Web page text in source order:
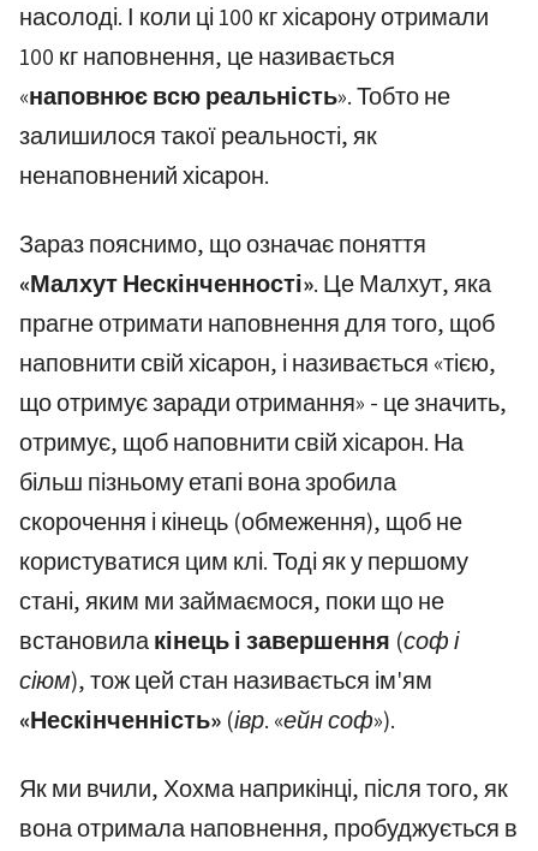
насолоді. І коли ці 100 кг хісарону отримали
100 кг наповнення, це називається
«наповнює всю реальність». Тобто не
залишилося такої реальності, як
ненаповнений хісарон.
Зараз пояснимо, що означає поняття
«Малхут Нескінченності». Це Малхут, яка
прагне отримати наповнення для того, щоб
наповнити свій хісарон, і називається «тією,
що отримує заради отримання» - це значить,
отримує, щоб наповнити свій хісарон. На
більш пізньому етапі вона зробила
скорочення і кінець (обмеження), щоб не
користуватися цим клі. Тоді як у першому
стані, яким ми займаємося, поки що не
встановилакінець і завершення (соф і
сіюм), тож цей стан називається ім'ям
«Нескінченність» (івр. «ейн соф»).
Як ми вчили, Хохма наприкінці, після того, як
вона отримала наповнення, пробуджується в